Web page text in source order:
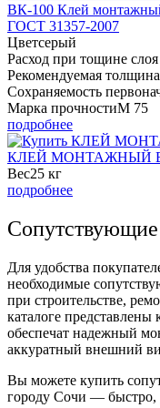
ВК-100 Клей монтажный
ГОСТ 31357-2007
Цветсерый
Расход при тощине
Рекомендуемая
Сохраняемость
Марка прочностиМ 75
подробнее
КЛЕЙ МОНТАЖНЫЙ
Вес25 кг
подробнее
Для удобства
необходимые
при строительстве,
каталоге представлены
обеспечат надежный
аккуратный внешний
Вы можете купить
городу Сочи — быстро,